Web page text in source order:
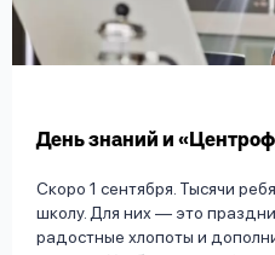
День знаний и
Скоро 1 сентября. Тысячи
школу. Для них — это
радостные хлопоты и
Задать
вопрос
обработку
личных
данных